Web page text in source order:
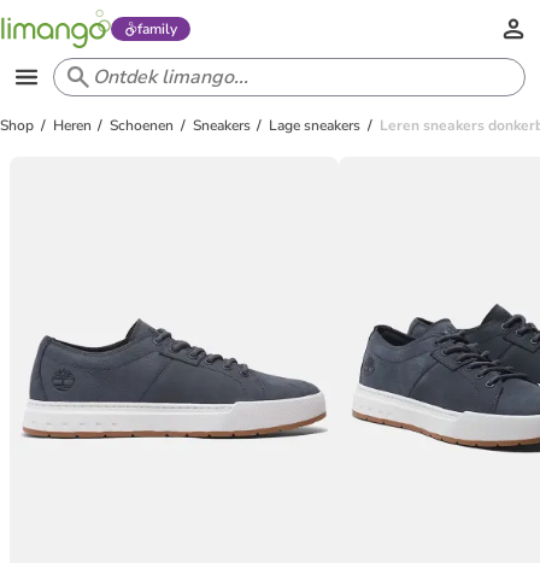
family
Shop Heren Schoenen Sneakers Lage sneakers Leren sneakers